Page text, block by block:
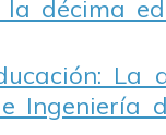
décima
La
Ingeniería